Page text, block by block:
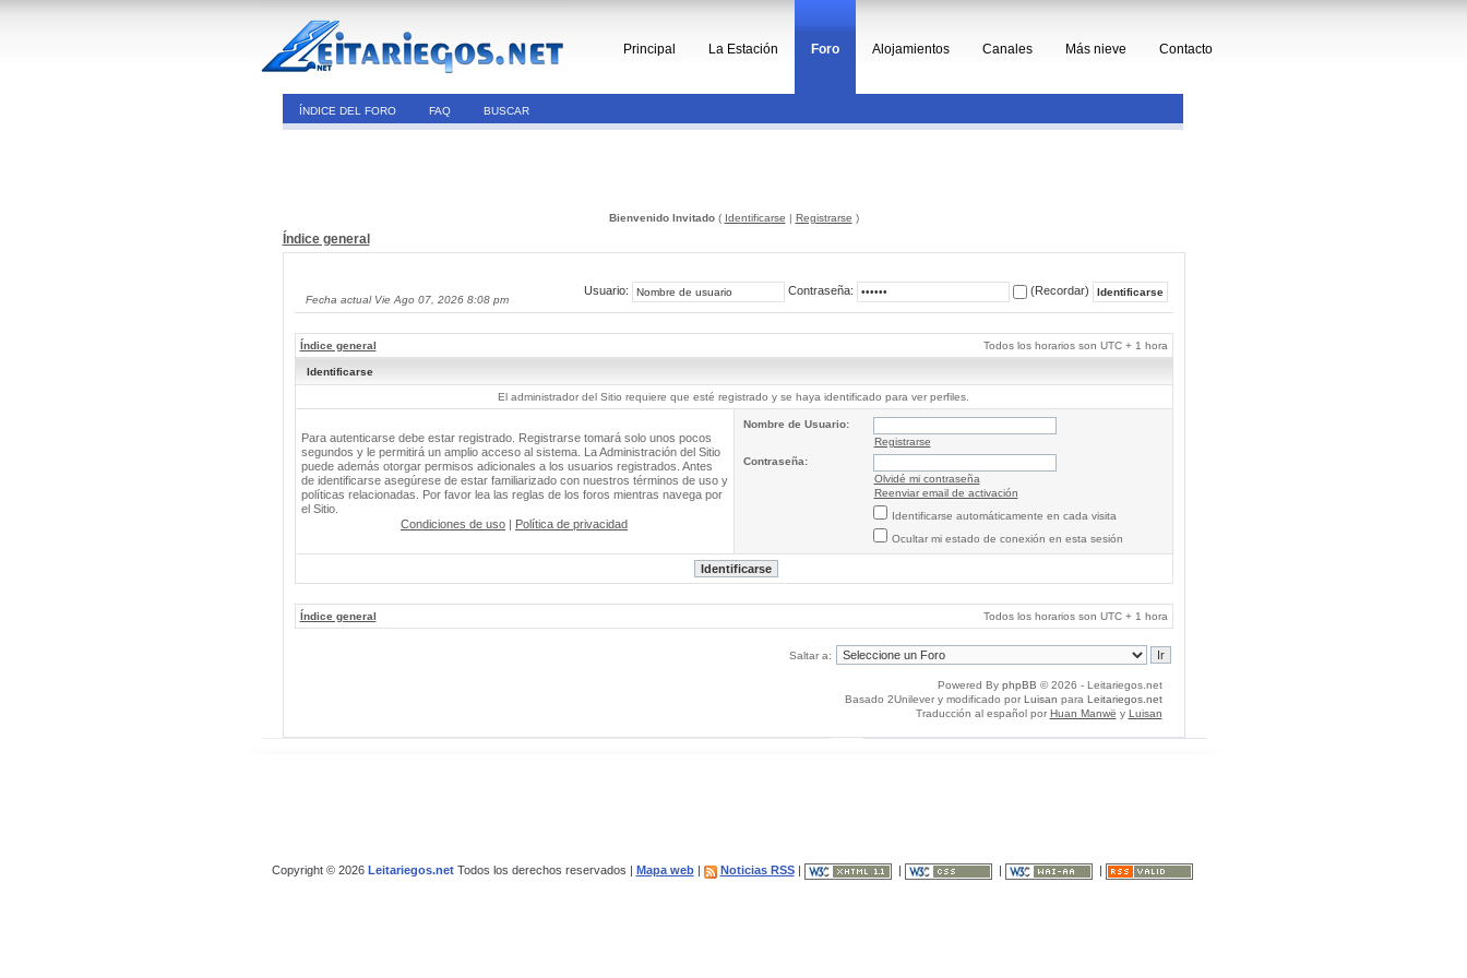
Principal La Estación Foro Alojamientos Canales Más nieve Contacto
ÍNDICE DEL FORO FAQ BUSCAR
Bienvenido Invitado( Identificarse | Registrarse )
Índice general
Fecha actual Vie Ago 07, 2026 8:08 pm
Usuario: Contraseña: (Recordar)
Índice general Todos los horarios son UTC + 1 hora
Identificarse
El administrador del Sitio requiere que esté registrado y se haya identificado para ver perfiles.
Para autenticarse debe estar registrado. Registrarse tomará solo unos pocos
segundos y le permitirá un amplio acceso al sistema. La Administración del Sitio
puede además otorgar permisos adicionales a los usuarios registrados. Antes
de identificarse asegúrese de estar familiarizado con nuestros términos de uso y
políticas relacionadas. Por favor lea las reglas de los foros mientras navega por
el Sitio.
Condiciones de uso | Política de privacidad
Nombre de Usuario:
Registrarse
Contraseña:
Olvidé mi contraseña
Reenviar email de activación
Identificarse automáticamente en cada visita
Ocultar mi estado de conexión en esta sesión
Índice general Todos los horarios son UTC + 1 hora
Saltar a:
Powered By phpBB © 2026 - Leitariegos.net
Basado 2Unilever y modificado por Luisan para Leitariegos.net
Traducción al español por Huan Manwë y Luisan
Copyright © 2026 Leitariegos.netTodos los derechos reservados | Mapa web| Noticias RSS|